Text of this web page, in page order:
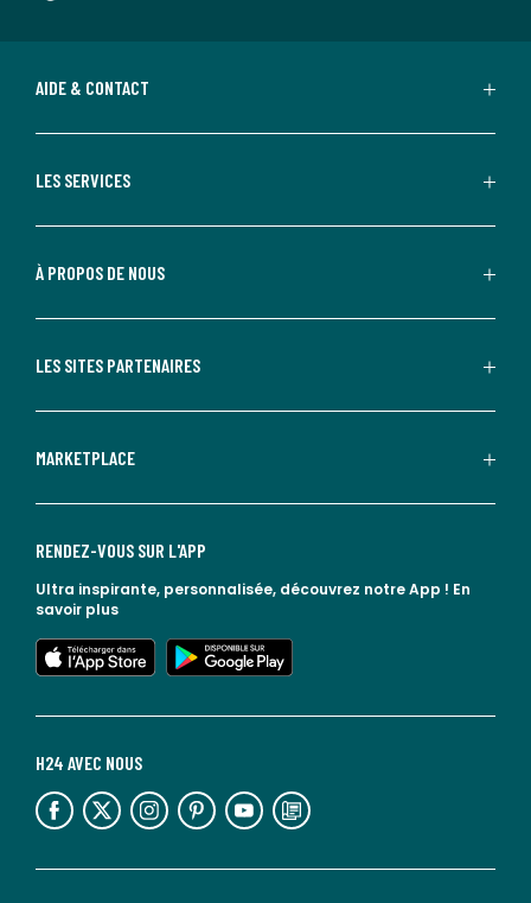
AIDE & CONTACT
LES SERVICES
À PROPOS DE NOUS
LES SITES PARTENAIRES
MARKETPLACE
H24 AVEC NOUS
lien vers l'espace réseaux sociaux lien vers l'espace réseaux sociaux lien vers l'espace réseaux sociaux lien vers l'espace réseaux sociaux lien vers l'espace réseaux sociaux lien vers le blog la redoute
RENDEZ-VOUS SUR L'APP
Ultra inspirante, personnalisée, découvrez notre App ! En
savoir plus
lien vers l'app store
lien vers google play